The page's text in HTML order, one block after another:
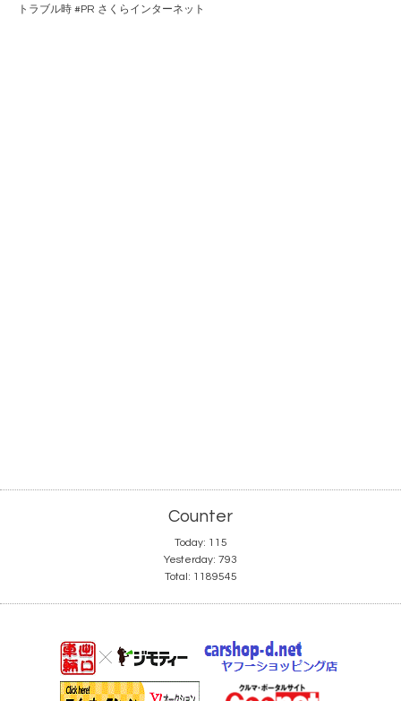
トラブル時 #PR さくらインターネット
Counter
Today: 115
Yesterday: 793
Total: 1189545